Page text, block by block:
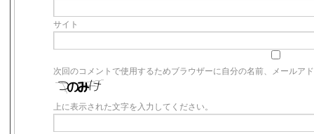
サイト
次回のコメントで使用するためブラウザーに自分の名前、メールア
上に表示された文字を入力してください。